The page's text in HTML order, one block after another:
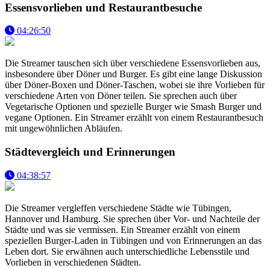
Essensvorlieben und Restaurantbesuche
04:26:50
Die Streamer tauschen sich über verschiedene Essensvorlieben aus,
insbesondere über Döner und Burger. Es gibt eine lange Diskussion
über Döner-Boxen und Döner-Taschen, wobei sie ihre Vorlieben für
verschiedene Arten von Döner teilen. Sie sprechen auch über
Vegetarische Optionen und spezielle Burger wie Smash Burger und
vegane Optionen. Ein Streamer erzählt von einem Restaurantbesuch
mit ungewöhnlichen Abläufen.
Städtevergleich und Erinnerungen
04:38:57
Die Streamer vergleffen verschiedene Städte wie Tübingen,
Hannover und Hamburg. Sie sprechen über Vor- und Nachteile der
Städte und was sie vermissen. Ein Streamer erzählt von einem
speziellen Burger-Laden in Tübingen und von Erinnerungen an das
Leben dort. Sie erwähnen auch unterschiedliche Lebensstile und
Vorlieben in verschiedenen Städten.